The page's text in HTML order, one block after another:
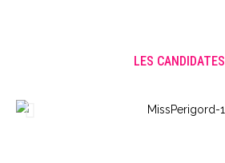
LES CANDIDATES